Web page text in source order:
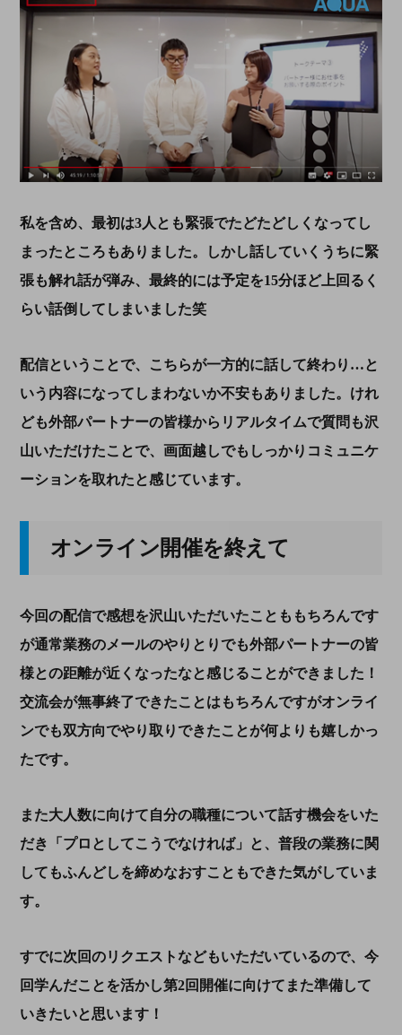
私を含め、最初は3人とも緊張でたどたどしくなってし
まったところもありました。しかし話していくうちに緊
張も解れ話が弾み、最終的には予定を15分ほど上回るく
らい話倒してしまいました笑
配信ということで、こちらが一方的に話して終わり…と
いう内容になってしまわないか不安もありました。けれ
ども外部パートナーの皆様からリアルタイムで質問も沢
山いただけたことで、画面越しでもしっかりコミュニケ
ーションを取れたと感じています。
オンライン開催を終えて
今回の配信で感想を沢山いただいたことももちろんです
が通常業務のメールのやりとりでも外部パートナーの皆
様との距離が近くなったなと感じることができました！
交流会が無事終了できたことはもちろんですがオンライ
ンでも双方向でやり取りできたことが何よりも嬉しかっ
たです。
また大人数に向けて自分の職種について話す機会をいた
だき「プロとしてこうでなければ」と、普段の業務に関
してもふんどしを締めなおすこともできた気がしていま
す。
すでに次回のリクエストなどもいただいているので、今
回学んだことを活かし第2回開催に向けてまた準備して
いきたいと思います！